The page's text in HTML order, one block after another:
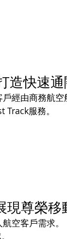
造快速
經由商務航
服務。
現尊榮
空客戶需求。